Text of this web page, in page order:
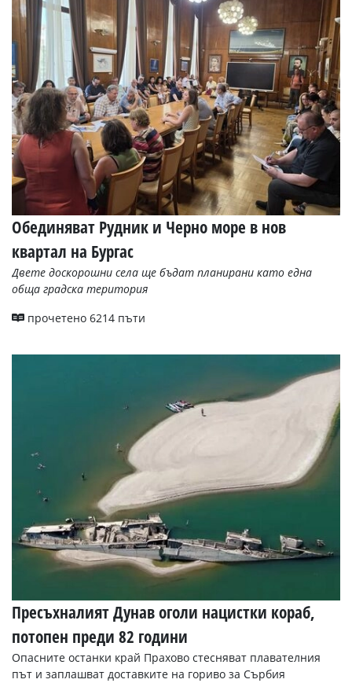
УКРАЙНА
СПОРТ
РАЗСЛЕДВАНЕ
БИЗНЕС
ЮГ
Управители:
Веселин
Василев,
email:
v.vasilev@flagman.bg
Катя
Касабова,
k.kassabova@flagman.bg
Главен
редактор:
Иван
Колев,
email:
читателите
отговорност
за
тях!
за
вас
коментар,
моля
сигнализирайте
ни!
Обединяват Рудник и Черно море в нов
квартал на Бургас
Двете доскорошни села ще бъдат планирани като една
обща градска територия
прочетено 6214 пъти
Пресъхналият Дунав оголи нацистки кораб,
потопен преди 82 години
Опасните останки край Прахово стесняват плавателния
път и заплашват доставките на гориво за Сърбия